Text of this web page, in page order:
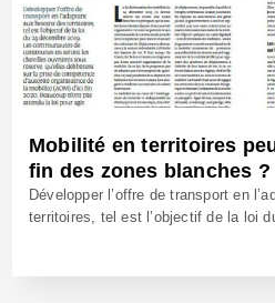
Mobilité en territoires
fin des zones blanches ?
Développer l’offre de transport en
territoires, tel est l’objectif de la loi